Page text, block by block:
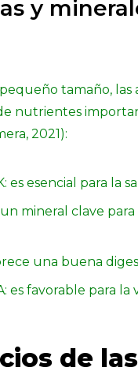
y
tamaño,
nutrientes
2021):
es esencial para la
un mineral clave
una buena
es favorable para la
de